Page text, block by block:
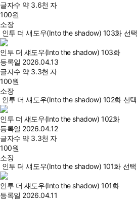
글자수 약 3.6천 자
100원
소장
인투 더 섀도우(Into the shadow) 103화 선택
인투 더 섀도우(Into the shadow) 103화
등록일 2026.04.13
글자수 약 3.3천 자
100원
소장
인투 더 섀도우(Into the shadow) 102화 선택
인투 더 섀도우(Into the shadow) 102화
등록일 2026.04.12
글자수 약 3.3천 자
100원
소장
인투 더 섀도우(Into the shadow) 101화 선택
인투 더 섀도우(Into the shadow) 101화
등록일 2026.04.11